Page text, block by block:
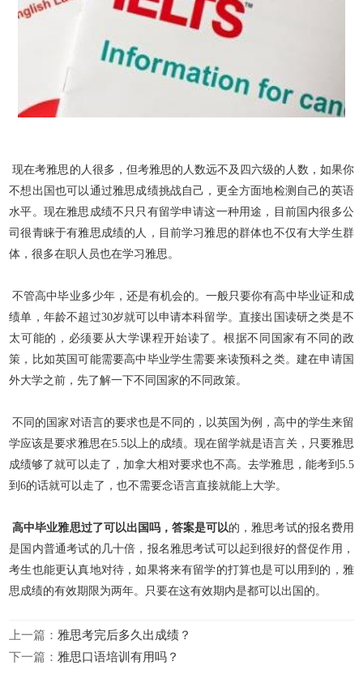
现在考雅思的人很多，但考雅思的人数远不及四六级的人数，如果你
不想出国也可以通过雅思成绩挑战自己，更全方面地检测自己的英语
水平。现在雅思成绩不只只有留学申请这一种用途，目前国内很多公
司很青睐于有雅思成绩的人，目前学习雅思的群体也不仅有大学生群
体，很多在职人员也在学习雅思。
不管高中毕业多少年，还是有机会的。一般只要你有高中毕业证和成
绩单，年龄不超过30岁就可以申请本科留学。直接出国读研之类是不
太可能的，必须要从大学课程开始读了。根据不同国家有不同的政
策，比如英国可能需要高中毕业学生需要来读预科之类。建在申请国
外大学之前，先了解一下不同国家的不同政策。
不同的国家对语言的要求也是不同的，以英国为例，高中的学生来留
学应该是要求雅思在5.5以上的成绩。现在留学就是语言关，只要雅思
成绩够了就可以走了，加拿大相对要求也不高。去学雅思，能考到 5.5
到6的话就可以走了，也不需要念语言直接就能上大学。
高中毕业雅思过了可以出国吗，答案是可以的，雅思考试的报名费用
是国内普通考试的几十倍，报名雅思考试可以起到很好的督促作用，
考生也能更认真地对待，如果将来有留学的打算也是可以用到的， 雅
思成绩的有效期限为两年。只要在这有效期内是都可以出国的。
上一篇： 雅思考完后多久出成绩？
下一篇： 雅思口语培训有用吗？